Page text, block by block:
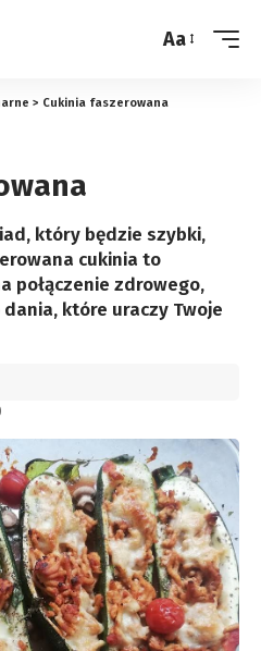
Zmień
Aa
> Cukinia faszerowana
który będzie szybki,
cukinia to
połączenie zdrowego,
które uraczy Twoje